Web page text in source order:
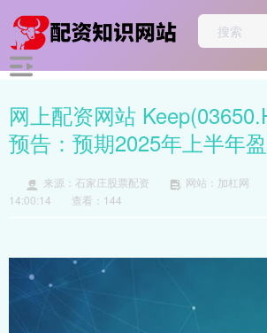
网上配资网站
预告：预期2025年上半年
来源：石家庄股票配资 网站：加杠网
14:00:14
查看：144